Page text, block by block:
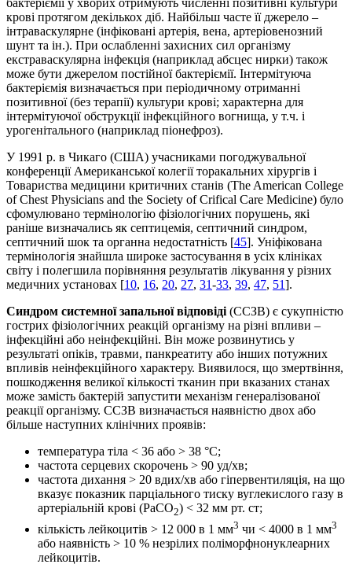
бактеріємії у хворих отримують численні позитивні культури
крові протягом декількох діб. Найбільш часте її джерело –
інтраваскулярне (інфіковані артерія, вена, артеріовенозний
шунт та ін.). При ослабленні захисних сил організму
екстраваскулярна інфекція (наприклад абсцес нирки) також
може бути джерелом постійної бактеріємії. Інтермітуюча
бактеріємія визначається при періодичному отриманні
позитивної (без терапії) культури крові; характерна для
інтермітуючої обструкції інфекційного вогнища, у т.ч. і
урогенітального (наприклад піонефроз).
У 1991 р. в Чикаго (США) учасниками погоджувальної
конференції Американської колегії торакальних хірургів і
Товариства медицини критичних станів (The American College
of Chest Physicians and the Society of Crifical Care Medicine) було
сфомулювано термінологію фізіологічних порушень, які
раніше визначались як септицемія, септичний синдром,
септичний шок та органна недостатність [45]. Уніфікована
термінологія знайшла широке застосування в усіх клініках
світу і полегшила порівняння результатів лікування у різних
медичних установах [10, 16, 20, 27, 31-33, 39, 47, 51].
Синдром системної запальної відповіді(ССЗВ) є сукупністю
гострих фізіологічних реакцій організму на різні впливи –
інфекційні або неінфекційні. Він може розвинутись у
результаті опіків, травми, панкреатиту або інших потужних
впливів неінфекційного характеру. Виявилося, що змертвіння,
пошкодження великої кількості тканин при вказаних станах
може замість бактерій запустити механізм генералізованої
реакції організму. ССЗВ визначається наявністю двох або
більше наступних клінічних проявів:
температура тіла < 36 або > 38 °С;
частота серцевих скорочень > 90 уд/хв;
частота дихання > 20 вдих/хв або гіпервентиляція, на що
вказує показник парціального тиску вуглекислого газу в
артеріальній крові (PaСО2) < 32 мм рт. ст;
кількість лейкоцитів > 12 000 в 1 мм3 чи < 4000 в 1 мм3
або наявність > 10 % незрілих поліморфнонуклеарних
лейкоцитів.